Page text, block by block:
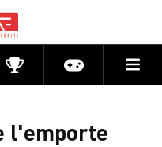
CompétitionsActu jeux
l'emporte